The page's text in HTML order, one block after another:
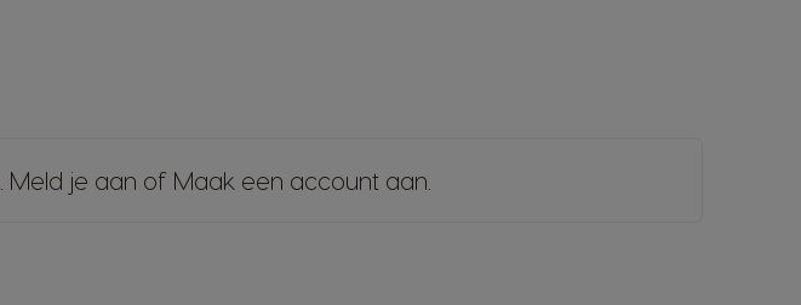
Meld je aan of Maak een account aan